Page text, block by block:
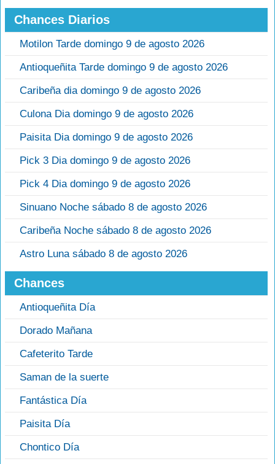
Chances Diarios
Motilon Tarde domingo 9 de agosto 2026
Antioqueñita Tarde domingo 9 de agosto 2026
Caribeña dia domingo 9 de agosto 2026
Culona Dia domingo 9 de agosto 2026
Paisita Dia domingo 9 de agosto 2026
Pick 3 Dia domingo 9 de agosto 2026
Pick 4 Dia domingo 9 de agosto 2026
Sinuano Noche sábado 8 de agosto 2026
Caribeña Noche sábado 8 de agosto 2026
Astro Luna sábado 8 de agosto 2026
Chances
Antioqueñita Día
Dorado Mañana
Cafeterito Tarde
Saman de la suerte
Fantástica Día
Paisita Día
Chontico Día